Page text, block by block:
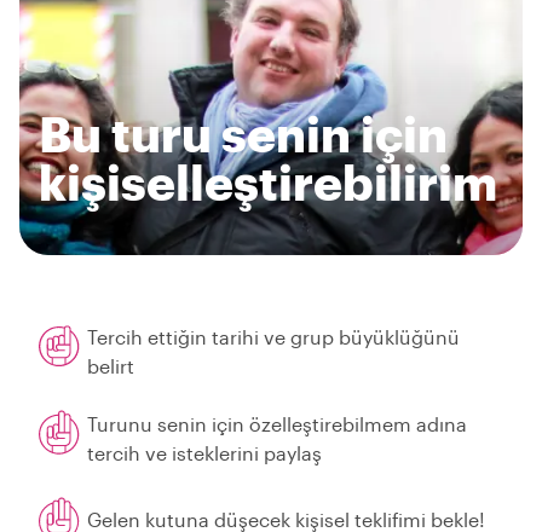
Bu turu senin için
kişiselleştirebilirim
Tercih ettiğin tarihi ve grup büyüklüğünü
belirt
Turunu senin için özelleştirebilmem adına
tercih ve isteklerini paylaş
Gelen kutuna düşecek kişisel teklifimi bekle!